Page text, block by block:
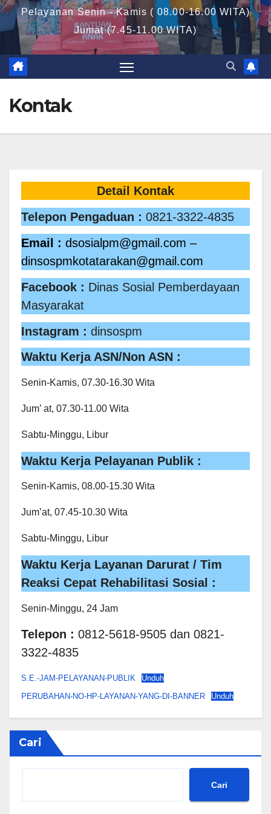
Pelayanan Senin - Kamis ( 08.00-16.00 WITA)
Jumat (7.45-11.00 WITA)
Kontak
Detail Kontak
Telepon Pengaduan : 0821-3322-4835
Email : dsosialpm@gmail.com –
dinsospmkotatarakan@gmail.com
Facebook : Dinas Sosial Pemberdayaan
Masyarakat
Instagram : dinsospm
Waktu Kerja ASN/Non ASN :
Senin-Kamis, 07.30-16.30 Wita
Jum’ at, 07.30-11.00 Wita
Sabtu-Minggu, Libur
Waktu Kerja Pelayanan Publik :
Senin-Kamis, 08.00-15.30 Wita
Jum’at, 07.45-10.30 Wita
Sabtu-Minggu, Libur
Waktu Kerja Layanan Darurat / Tim
Reaksi Cepat Rehabilitasi Sosial :
Senin-Minggu, 24 Jam
Telepon : 0812-5618-9505 dan 0821-
3322-4835
S.E.-JAM-PELAYANAN-PUBLIK
Unduh
PERUBAHAN-NO-HP-LAYANAN-YANG-DI-BANNER
Unduh
Cari
Cari